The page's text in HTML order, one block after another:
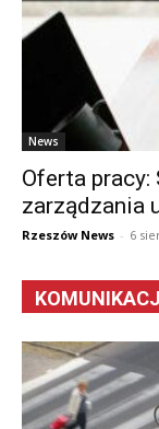
News
Oferta
zarządzania
Rzeszów News - 6